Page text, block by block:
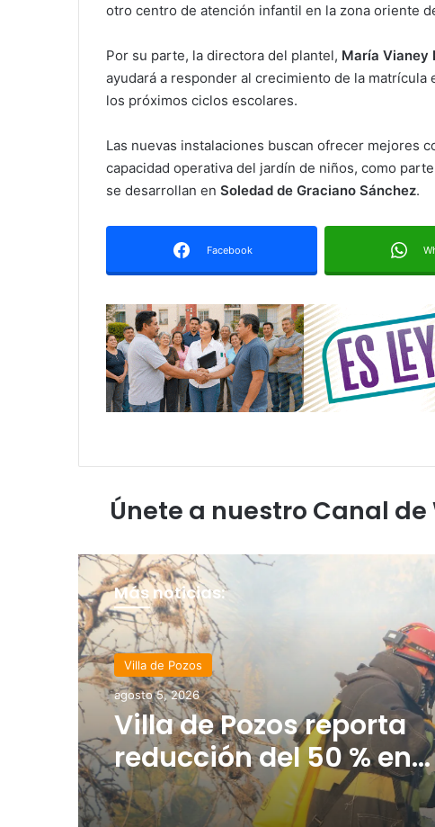
otro centro de atención infantil en la zona oriente
Por su parte, la directora del plantel, María Vianey
ayudará a responder al crecimiento de la
los próximos ciclos escolares.
Las nuevas instalaciones buscan ofrecer mejores
capacidad operativa del jardín de niños, como
se desarrollan en Soledad de Graciano Sánchez.
Facebook
Únete a nuestro Canal de
Más noticias:
Villa de Pozos
agosto 5, 2026
Villa de Pozos reporta
reducción del 50 % en
destacadas
agosto 5, 2026
Inauguran paso a